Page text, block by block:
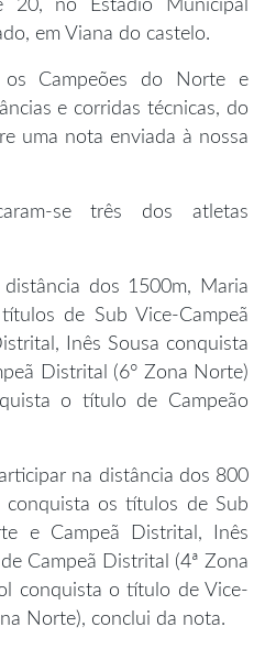
no Estádio Municipal
em Viana do castelo.
Campeões do Norte e
e corridas técnicas, do
uma nota enviada à nossa
se três dos atletas
dos 1500m, Maria
de Sub Vice-Campeã
Inês Sousa conquista
Distrital (6° Zona Norte)
o título de Campeão
na distância dos 800
conquista os títulos de Sub
e Campeã Distrital, Inês
Campeã Distrital (4ª Zona
conquista o título de Vice-
Norte), conclui da nota.